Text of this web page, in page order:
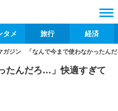
タメ 旅行 経済
ガジン 「なんで今まで使わなかったん
たんだろ…」快適すぎて